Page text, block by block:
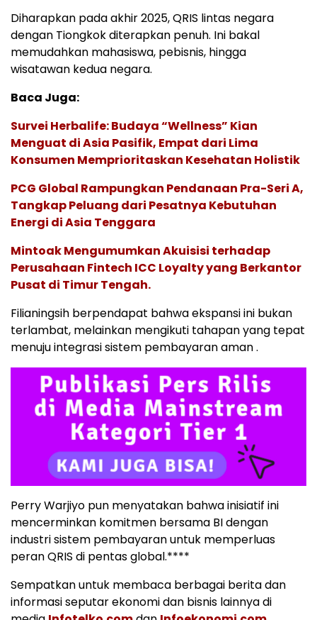
Diharapkan pada akhir 2025, QRIS lintas negara
dengan Tiongkok diterapkan penuh. Ini bakal
memudahkan mahasiswa, pebisnis, hingga
wisatawan kedua negara.
Baca Juga:
Survei Herbalife: Budaya “Wellness” Kian
Menguat di Asia Pasifik, Empat dari Lima
Konsumen Memprioritaskan Kesehatan Holistik
PCG Global Rampungkan Pendanaan Pra-Seri A,
Tangkap Peluang dari Pesatnya Kebutuhan
Energi di Asia Tenggara
Mintoak Mengumumkan Akuisisi terhadap
Perusahaan Fintech ICC Loyalty yang Berkantor
Pusat di Timur Tengah.
Filianingsih berpendapat bahwa ekspansi ini bukan
terlambat, melainkan mengikuti tahapan yang tepat
menuju integrasi sistem pembayaran aman .
Perry Warjiyo pun menyatakan bahwa inisiatif ini
mencerminkan komitmen bersama BI dengan
industri sistem pembayaran untuk memperluas
peran QRIS di pentas global.****
Sempatkan untuk membaca berbagai berita dan
informasi seputar ekonomi dan bisnis lainnya di